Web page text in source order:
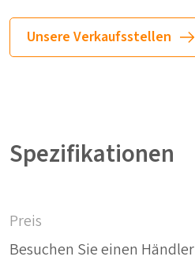
Unsere Verkaufsstellen
Spezifikationen
Preis
Besuchen Sie einen Händler